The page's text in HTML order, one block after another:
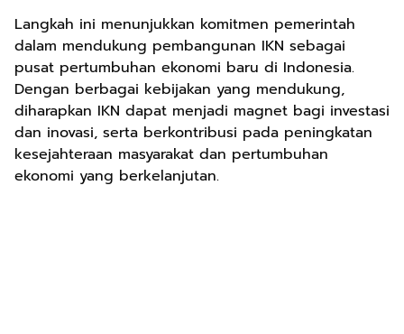
Langkah ini menunjukkan komitmen pemerintah
dalam mendukung pembangunan IKN sebagai
pusat pertumbuhan ekonomi baru di Indonesia.
Dengan berbagai kebijakan yang mendukung,
diharapkan IKN dapat menjadi magnet bagi investasi
dan inovasi, serta berkontribusi pada peningkatan
kesejahteraan masyarakat dan pertumbuhan
ekonomi yang berkelanjutan.